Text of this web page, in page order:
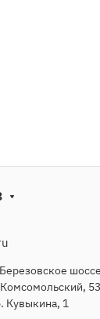
53
Кувыкина, 1